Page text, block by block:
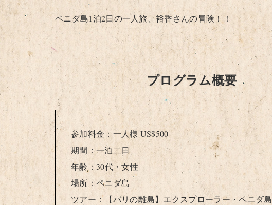
ペニダ島1泊2日の一人旅、裕香さんの冒険！！
プログラム概要
参加料金：一人様 US$500
期間：一泊二日
年齢：30代・女性
場所：ペニダ島
ツアー：【バリの離島】エクスプローラー・ペニダ島